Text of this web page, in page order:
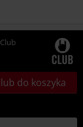
do koszyka